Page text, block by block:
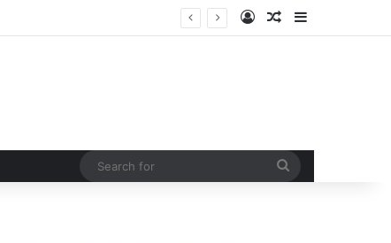
Log InRandom Article
Sidebar